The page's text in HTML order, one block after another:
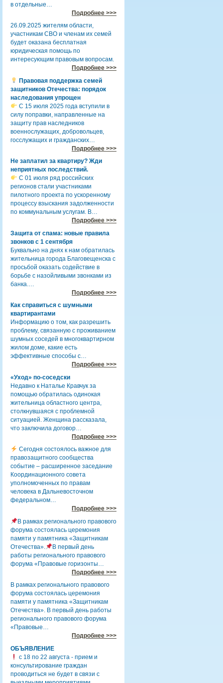
в отдельные…
Подробнее >>>
26.09.2025 жителям области,
участникам СВО и членам их семей
будет оказана бесплатная
юридическая помощь по
интересующим правовым вопросам.
Подробнее >>>
Правовая поддержка семей
защитников Отечества: порядок
наследования упрощен
С 15 июля 2025 года вступили в
силу поправки, направленные на
защиту прав наследников
военнослужащих, добровольцев,
госслужащих и гражданских…
Подробнее >>>
Не заплатил за квартиру? Жди
неприятных последствий.
С 01 июля ряд российских
регионов стали участниками
пилотного проекта по ускоренному
процессу взыскания задолженности
по коммунальным услугам. В…
Подробнее >>>
Защита от спама: новые правила
звонков с 1 сентября
Буквально на днях к нам обратилась
жительница города Благовещенска с
просьбой оказать содействие в
борьбе с назойливыми звонками из
банка.…
Подробнее >>>
Как справиться с шумными
квартирантами
Информацию о том, как разрешить
проблему, связанную с проживанием
шумных соседей в многоквартирном
жилом доме, какие есть
эффективные способы с…
Подробнее >>>
«Уход» по-соседски
Недавно к Наталье Кравчук за
помощью обратилась одинокая
жительница областного центра,
столкнувшаяся с проблемной
ситуацией. Женщина рассказала,
что заключила договор…
Подробнее >>>
Сегодня состоялось важное для
правозащитного сообщества
событие – расширенное заседание
Координационного совета
уполномоченных по правам
человека в Дальневосточном
федеральном…
Подробнее >>>
В рамках регионального правового
форума состоялась церемония
памяти у памятника «Защитникам
Отечества».
В первый день
работы регионального правового
форума «Правовые горизонты…
Подробнее >>>
В рамках регионального правового
форума состоялась церемония
памяти у памятника «Защитникам
Отечества». В первый день работы
регионального правового форума
«Правовые…
Подробнее >>>
ОБЪЯВЛЕНИЕ
с 18 по 22 августа - прием и
консультирование граждан
проводиться не будет в связи с